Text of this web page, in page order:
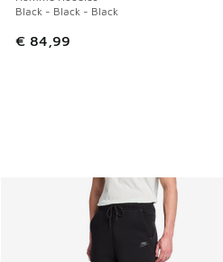
Black - Black - Black
€ 84,99